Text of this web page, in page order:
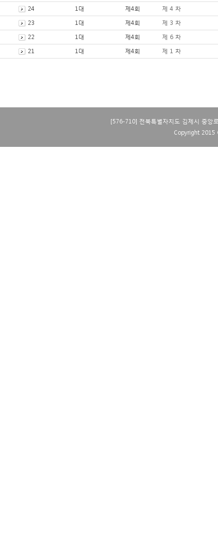
24
1대 제4회
제 4 차
23
1대 제4회
제 3 차
22
1대 제4회
제 6 차
21
1대 제4회 제 1 차
[576-710] 전북특별자치도 김제시 중
Copyright 2015